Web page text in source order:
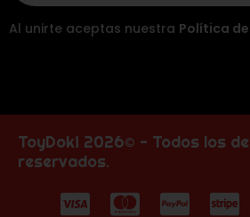
Al unirte aceptas nuestra Política
ToyDoki 2026© - Todos los
reservados.